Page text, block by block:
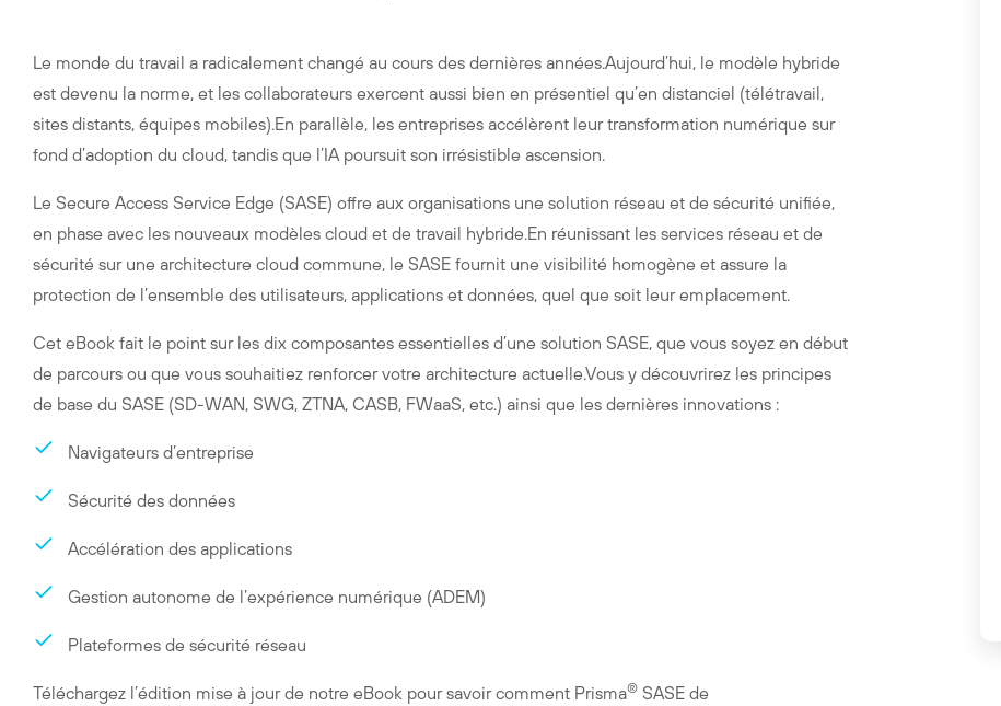
Le monde du travail a radicalement changé au cours des dernières années.Aujourd’hui, le modèle hybride
est devenu la norme, et les collaborateurs exercent aussi bien en présentiel qu’en distanciel (télétravail,
sites distants, équipes mobiles).En parallèle, les entreprises accélèrent leur transformation numérique sur
fond d’adoption du cloud, tandis que l’IA poursuit son irrésistible ascension.
Le Secure Access Service Edge (SASE) offre aux organisations une solution réseau et de sécurité unifiée,
en phase avec les nouveaux modèles cloud et de travail hybride.En réunissant les services réseau et de
sécurité sur une architecture cloud commune, le SASE fournit une visibilité homogène et assure la
protection de l’ensemble des utilisateurs, applications et données, quel que soit leur emplacement.
Cet eBook fait le point sur les dix composantes essentielles d’une solution SASE, que vous soyez en début
de parcours ou que vous souhaitiez renforcer votre architecture actuelle.Vous y découvrirez les principes
de base du SASE (SD-WAN, SWG, ZTNA, CASB, FWaaS, etc.) ainsi que les dernières innovations :
Navigateurs d’entreprise
Sécurité des données
Accélération des applications
Gestion autonome de l’expérience numérique (ADEM)
Plateformes de sécurité réseau
Téléchargez l’édition mise à jour de notre eBook pour savoir comment Prisma®️ SASE de